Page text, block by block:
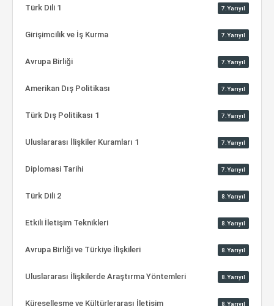
Türk Dili 1 7.Yarıyıl
Girişimcilik ve İş Kurma 7.Yarıyıl
Avrupa Birliği 7.Yarıyıl
Amerikan Dış Politikası 7.Yarıyıl
Türk Dış Politikası 1 7.Yarıyıl
Uluslararası İlişkiler Kuramları 1 7.Yarıyıl
Diplomasi Tarihi 7.Yarıyıl
Türk Dili 2 8.Yarıyıl
Etkili İletişim Teknikleri 8.Yarıyıl
Avrupa Birliği ve Türkiye İlişkileri 8.Yarıyıl
Uluslararası İlişkilerde Araştırma Yöntemleri 8.Yarıyıl
Küreselleşme ve Kültürlerarası İletişim 8.Yarıyıl